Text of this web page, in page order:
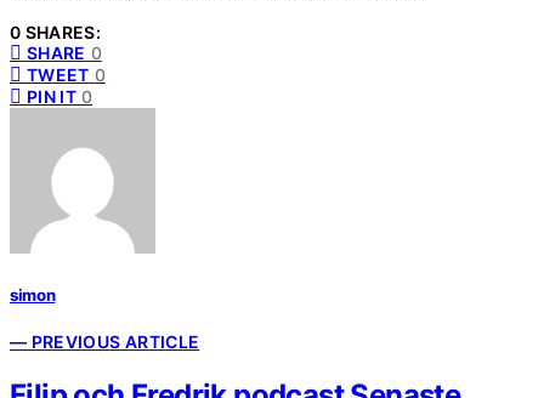
0 SHARES:
SHARE 0
TWEET 0
PIN IT 0
simon
— PREVIOUS ARTICLE